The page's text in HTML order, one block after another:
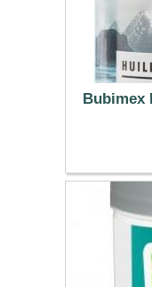
Bubimex